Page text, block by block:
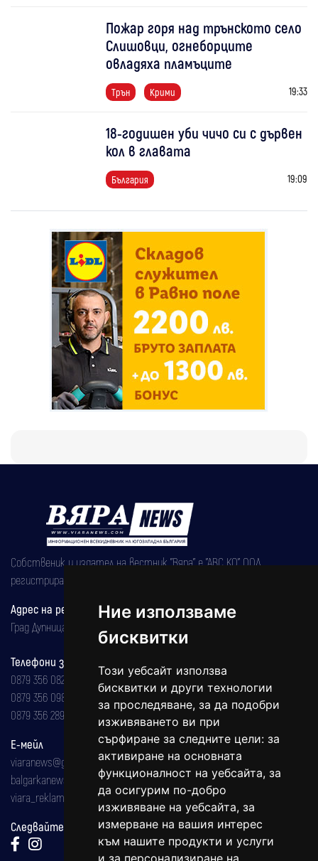
Ние използваме
бисквитки
Този уебсайт използва
бисквитки и други технологии
за проследяване, за да подобри
изживяването ви при
сърфиране за следните цели: за
активиране на основната
функционалност на уебсайта, за
да осигурим по-добро
изживяване на уебсайта, за
измерване на вашия интерес
към нашите продукти и услуги
и за персонализиране на
Пожар горя над трънското село
Слишовци, огнеборците
овладяха пламъците
Трън Крими 19:33
18-годишен уби чичо си с дървен
кол в главата
България 19:09
Собственик и издател на вестник "Вяра" е "АВС КО" ООД,
регистрирана на 08.05.2002 година.
Адрес на редакцията
Град Дупница, ул.''Христо Ботев" 43
Телефони за реклама и абонаменти
0879 356 082
0879 356 098
0879 356 289
Е-мейл
viaranews@gmail.com
balgarkanews@gmail.com
viara_reklama@mail.bg
Следвайте ни: